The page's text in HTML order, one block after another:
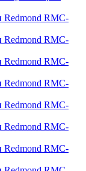
Redmond RMC-
Redmond RMC-
Redmond RMC-
Redmond RMC-
Redmond RMC-
Redmond RMC-
Redmond RMC-